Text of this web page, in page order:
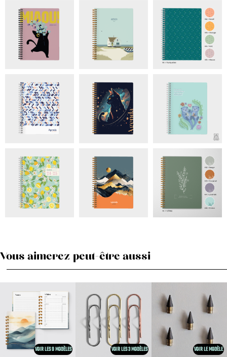
Vous aimerez peut-être aussi
VOIR LES 9 MODÈLES VOIR LES 3 MODÈLES VOIR LE MODÈLE